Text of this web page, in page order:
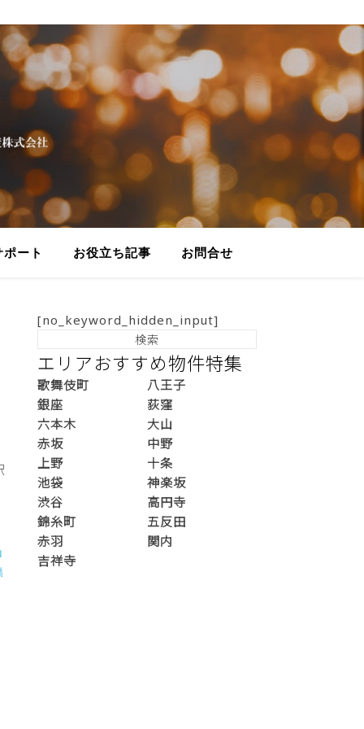
ート お役立ち記事 お問合せ
[no_keyword_hidden_input]
エリアおすすめ物件特集
歌舞伎町
銀座
六本木
赤坂
上野
池袋
渋谷
錦糸町
赤羽
吉祥寺
八王子
荻窪
大山
中野
十条
神楽坂
高円寺
五反田
関内